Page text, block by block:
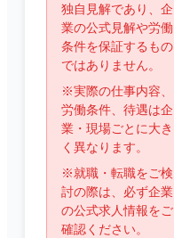
独自見解であり、企
業の公式見解や労働
条件を保証するもの
ではありません。
※実際の仕事内容、
労働条件、待遇は企
業・現場ごとに大き
く異なります。
※就職・転職をご検
討の際は、必ず企業
の公式求人情報をご
確認ください。